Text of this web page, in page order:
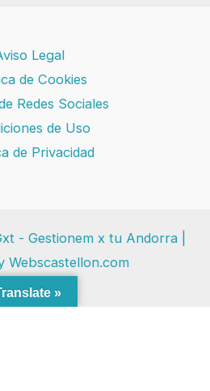
Legal
de Cookies
Redes Sociales
de Uso
de Privacidad
- Gestionem x tu Andorra |
Webscastellon.com
»